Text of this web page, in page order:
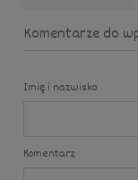
Komentarze do
Imię i nazwisko:
Komentarz: